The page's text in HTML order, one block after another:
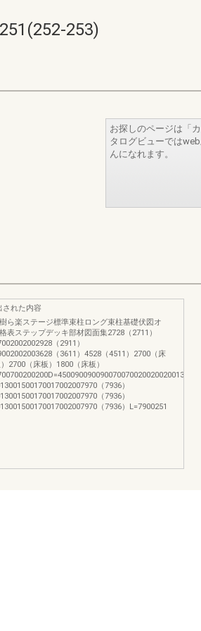
253)
お探しのページは「
タログビューでは
んになれます。
された内容
ら楽ステージ標準束柱ロング束柱基礎伏図オ
表ステップデッキ部材図面集2728（2711）
（2911）
（3611）4528（4511）2700（床
2700（床板）1800（床板）
（7936）
（7936）
（7936）L=7900251